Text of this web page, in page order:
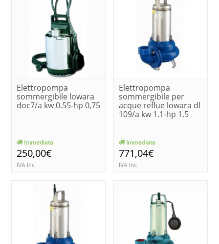
Elettropompa
sommergibile lowara
doc7/a kw 0.55-hp 0,75
Immediata
250,00€
IVA Inc.
Elettropompa
sommergibile per
acque reflue lowara dl
109/a kw 1.1-hp 1.5
Immediata
771,04€
IVA Inc.